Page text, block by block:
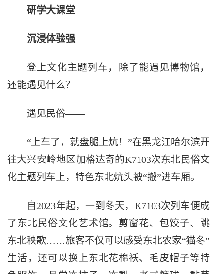
研学大课堂
沉浸体验强
登上文化主题列车，除了能遇见博物馆，
还能遇见什么？
遇见民俗——
“上车了，就盘腿上炕！”在黑龙江哈尔滨开
往大兴安岭地区加格达奇的K7103次东北民俗文
化主题列车上，特色东北炕头被“搬”进车厢。
自2023年起，一到冬天，K7103次列车便成
了东北民俗文化艺术馆。剪窗花、包饺子、跳
东北秧歌……旅客不仅可以感受东北农家“猫冬”
生活，还可以换上东北花棉袄、毛皮帽子等特